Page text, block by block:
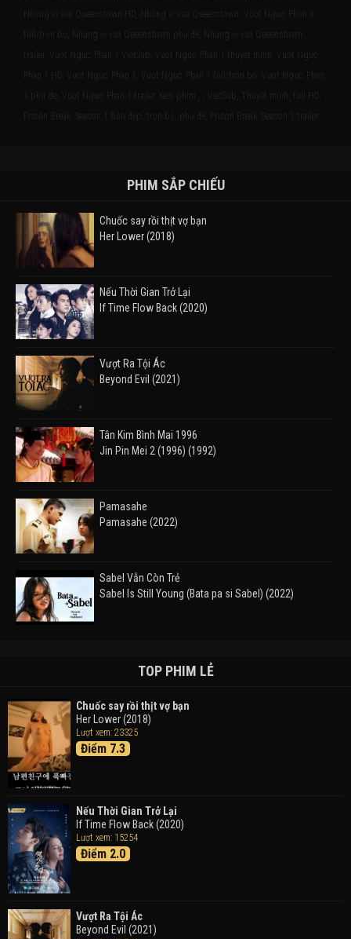
Những vị vua Queenstown HD, Những vị vua Queenstown, Vượt Ngục: Phần 1
full/trọn bộ, Những vị vua Queenstown phụ đề, Những vị vua Queenstown
trailer, Vuot Nguc: Phan 1 VietSub, Vuot Nguc: Phan 1 thuyet minh, Vuot Nguc:
Phan 1 HD, Vuot Nguc: Phan 1, Vuot Nguc: Phan 1 full/tron bo, Vuot Nguc: Phan
1 phu de, Vuot Nguc: Phan 1 trailer Xem phim , , VietSub, Thuyết minh, full HD,
Prison Break: Season 1 bản đẹp, trọn bộ, phụ đề, Prison Break: Season 1 trailer
PHIM SẮP CHIẾU
Chuốc say rồi thịt vợ bạn
Her Lower (2018)
Nếu Thời Gian Trở Lại
If Time Flow Back (2020)
Vượt Ra Tội Ác
Beyond Evil (2021)
Tân Kim Bình Mai 1996
Jin Pin Mei 2 (1996) (1992)
Pamasahe
Pamasahe (2022)
Sabel Vẫn Còn Trẻ
Sabel Is Still Young (Bata pa si Sabel) (2022)
Takas (2024)
Thám Tử Lừng Danh Conan 26: Tàu Ngầm Sắt Màu
Đen
Detective Conan: Black Iron Submarine (2023)
Trong Tranh
Doraemon the Movie: Nobita's Art World Tales (2025)
Tháng Ngày Tươi Đẹp
TOP PHIM LẺ
Chuốc say rồi thịt vợ bạn
Her Lower (2018)
Lượt xem: 23325
Điểm 7.3
Nếu Thời Gian Trở Lại
If Time Flow Back (2020)
Lượt xem: 15254
Điểm 2.0
Vượt Ra Tội Ác
Beyond Evil (2021)